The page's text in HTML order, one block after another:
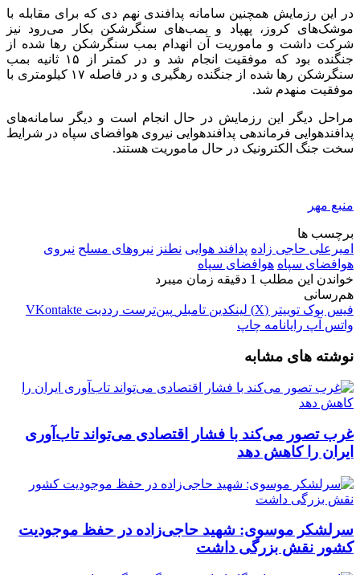
در این رزمایش همچنین سامانه پدافندی نهم دی که برای مقابله با
موشک‌های کروز، پهپاد و بمب‌های سنگرشکن بکار
می‌رود نیز
شرکت داشت و ماموریت آن انهدام بمب سنگرشکن رها شده از
جنگنده بود که موفقیت انجام شد و در کمتر از ۱۵ ثانیه بمب
سنگرشکن
رها شده از جنگنده رهگیری و در فاصله ۱۷ کیلومتری با
موفقیت منهدم شد.
مراحل دیگر این رزمایش در حال انجام است و دیگر سامانه‌های
پدافندهوایی فرماندهی پدافندهوایی نیروی هوافضای سپاه در شرایط
سخت جنگ الکترونیک در حال ماموریت هستند.
منبع مهر
برچسب ها
امیرعلی حاجی زاده پدافند هوایی نطنز نیروهای مسلح نیروی
هوافضای سپاه هوافضای سپاه
خواندن این مطلب 1 دقیقه زمان میبرد
هم‌رسانی
فیس بوک توییتر (X) لینکدین ‫تامبلر ‫پین‌ترست ‫رددیت ‫VKontakte
واتس آپ رایانامه چاپ
نوشته های مشابه
غرب تصور می‌کند با فشار اقتصادی می‌تواند تاب‌آوری
ایران را کاهش دهد
سرلشکر موسوی: شهید حاجی‌زاده در حفظ موجودیت
کشور نقش بزرگی داشت